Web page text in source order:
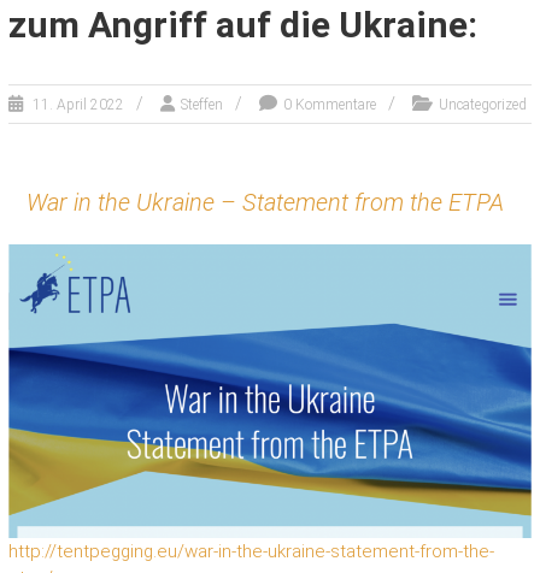
zum Angriff auf die Ukraine:
11. April 2022 Steffen 0 Kommentare Uncategorized
War in the Ukraine – Statement from the ETPA
http://tentpegging.eu/war-in-the-ukraine-statement-from-the-